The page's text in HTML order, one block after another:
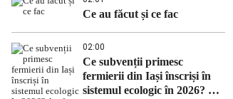
Ce au făcut și ce fac
02:00
Ce subvenții primesc
fermierii din Iași înscriși în
sistemul ecologic în 2026? Au